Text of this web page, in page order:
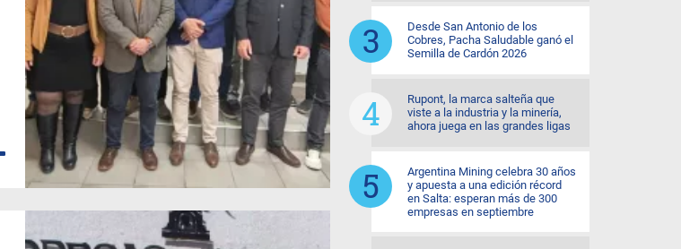
Desde San Antonio de los
Cobres, Pacha Saludable ganó el
Semilla de Cardón 2026
Rupont, la marca salteña que
viste a la industria y la minería,
ahora juega en las grandes ligas
Argentina Mining celebra 30 años
y apuesta a una edición récord
en Salta: esperan más de 300
empresas en septiembre